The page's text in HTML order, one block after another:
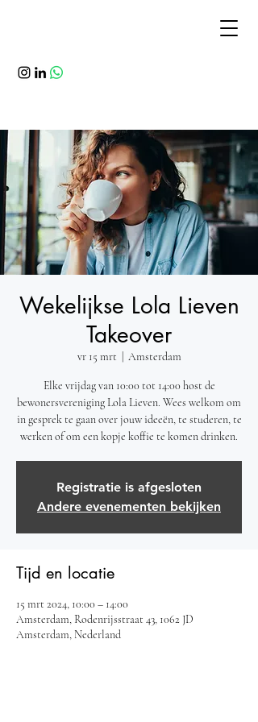
Wekelijkse Lola Lieven
Takeover
vr 15 mrt Amsterdam
Elke vrijdag van 10:00 tot 14:00 host de
bewonersvereniging Lola Lieven. Wees welkom om
in gesprek te gaan over jouw ideeën, te studeren, te
werken of om een kopje koffie te komen drinken.
Registratie is afgesloten
Andere evenementen bekijken
Tijd en locatie
15 mrt 2024, 10:00 – 14:00
Amsterdam, Rodenrijsstraat 43, 1062 JD
Amsterdam, Nederland